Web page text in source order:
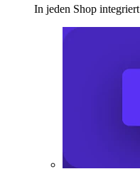
In jeden Shop integriert